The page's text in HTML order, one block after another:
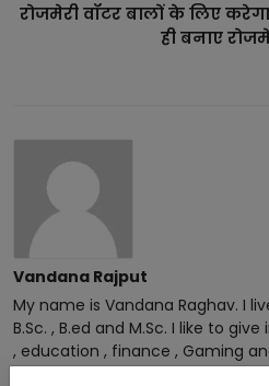
रोजमेरी वॉटर बालों के लिए
ही बनाए
Vandana Rajput
My name is Vandana Raghav. I
B.Sc. , B.ed and M.Sc. I like to
, education , finance , Gaming
than 5 years experience in this